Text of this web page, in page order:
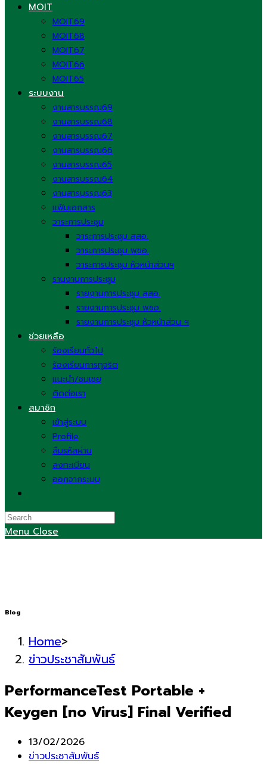
MOIT
MOIT69
MOIT68
MOIT67
MOIT66
MOIT65
ระบบงาน
งานสารบรรณ69
งานสารบรรณ68
งานสารบรรณ67
งานสารบรรณ66
งานสารบรรณ65
งานสารบรรณ64
งานสารบรรณ63
แฟ้มเอกสาร
วาระการประชุม
วาระการประชุม สสอ.
วาระการประชุม พชอ.
วาระการประชุม หัวหน้าส่วนฯ
รานงานการประชุม
รายงานการประชุม สสอ.
รายงานการประชุม พชอ.
รายงานการประชุม หัวหน้าส่วน ฯ
ช่วยเหลือ
ร้องเรียนทั่วไป
ร้องเรียนการทุจริต
แนะนำ/ชมเชย
ติดต่อเรา
สมาชิก
เข้าสู่ระบบ
Profile
ลืมรหัสผ่าน
ลงทะเบียน
ออกจากระบบ
search
Menu Close
Blog
Home>
ข่าวประชาสัมพันธ์
PerformanceTest Portable +
Keygen [no Virus] Final Verified
Post
published:
13/02/2026
Post
ข่าวประชาสัมพันธ์